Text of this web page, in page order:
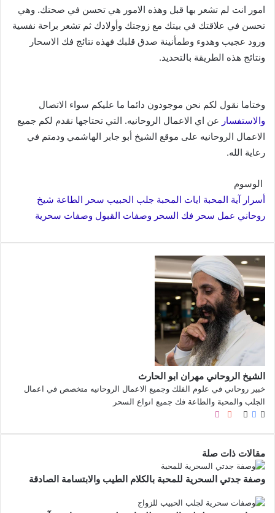
امور انت لم تشعر بها قبل وهذه الامور هي تحسن في صحتك. وهي
تحسن في علاقتك في بيتك مع زوجتك وأولادك ثم تشعر براحة نفسية
ورود عجيب وهدوء وطمأنينة صدق قلبك فهذه نتائج فك الاسحار
ونتائج هذه الطريقة بالتحديد.
وختاما نقول لكم نحن موجودون دائما ما عليكم سواء الاتصال
والاستفسار عن اي الاعمال الروحانيه. التي تحتاجها نقدم لكم جميع
الاعمال الروحانيه على موقع الشيخ أبو جابر الهاشمي ودمتم في
رعاية الله.
الوسوم
أسرار آية المحبة ايات المحبة جلب الحبيب سحر الطاعة شيخ
روحاني عمل سحر فك السحر وصفات القبول وصفات سحرية
الشيخ الروحاني مهران ابو الحارث
خبير روحاني في علوم الفلك وجميع الاعمال الروحانيه متخصص في اعمال
الجلب والمحبة والطاعة فك جميع انواع السحر
موقعفيسبوكلينكدإن
صور يوتيوب
بينتيريست
مقالات ذات صلة
وصفة جدتي السحرية للمحبة بالكلام الطيب والابتسامة الصادقة